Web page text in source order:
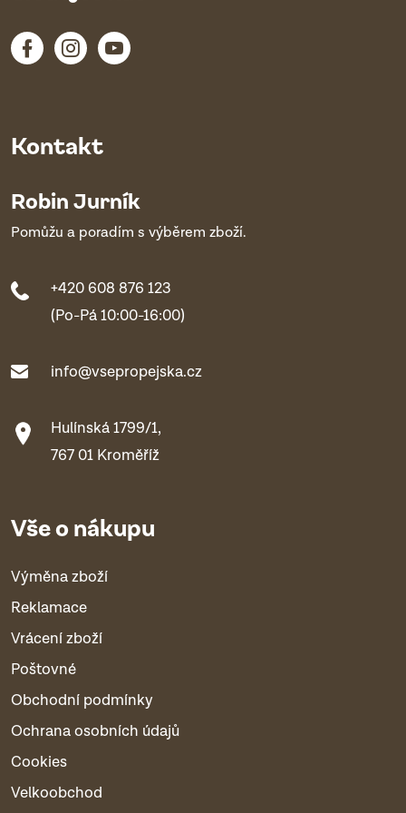
Kontakt
Robin Jurník
Pomůžu a poradím s výběrem zboží.
+420 608 876 123
(Po-Pá 10:00-16:00)
info@vsepropejska.cz
Hulínská 1799/1,
767 01 Kroměříž
Vše o nákupu
Výměna zboží
Reklamace
Vrácení zboží
Poštovné
Obchodní podmínky
Ochrana osobních údajů
Cookies
Velkoobchod